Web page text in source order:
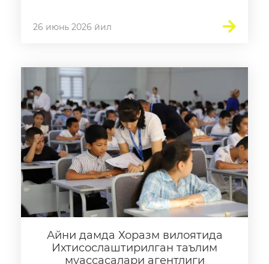
26 июнь 2026 йил
Айни дамда Хоразм вилоятида
Ихтисослаштирилган таълим
муассасалари агентлиги